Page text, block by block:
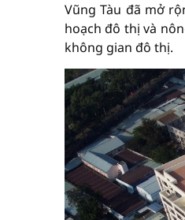
Vũng Tàu đã mở
hoạch đô thị và
không gian đô thị.